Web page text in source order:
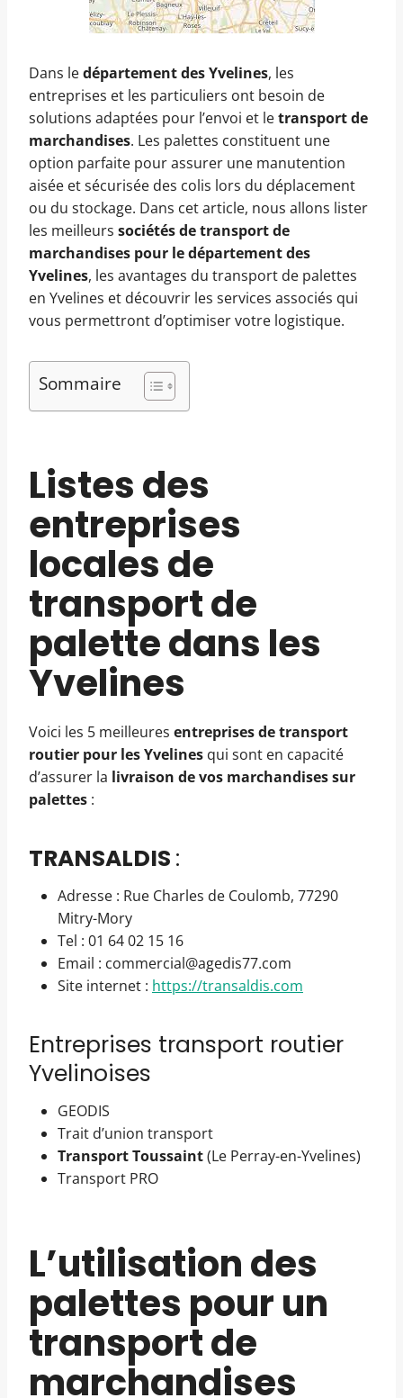
Dans ledépartement des Yvelines, les
entreprises et les particuliers ont besoin de
solutions adaptées pour l’envoi et letransport de
marchandises. Les palettes constituent une
option parfaite pour assurer une manutention
aisée et sécurisée des colis lors du déplacement
ou du stockage. Dans cet article, nous allons lister
les meilleurs sociétés de transport de
marchandises pour le département des
Yvelines, les avantages du transport de palettes
en Yvelines et découvrir les services associés qui
vous permettront d’optimiser votre logistique.
Sommaire
Listes des
entreprises
locales de
transport de
palette dans les
Yvelines
Voici les 5 meilleures entreprises de transport
routier pour les Yvelines qui sont en capacité
d’assurer la livraison de vos marchandises sur
palettes :
TRANSALDIS :
Adresse : Rue Charles de Coulomb, 77290
Mitry-Mory
Tel : 01 64 02 15 16
Email : commercial@agedis77.com
Site internet : https://transaldis.com
Entreprises transport routier
Yvelinoises
GEODIS
Trait d’union transport
Transport Toussaint(Le Perray-en-Yvelines)
Transport PRO
L’utilisation des
palettes pour un
transport de
marchandises